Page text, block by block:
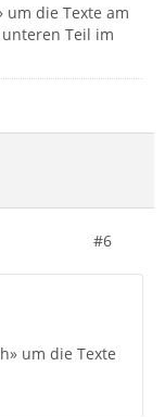
um die Texte am
Teil im
#6
um die Texte